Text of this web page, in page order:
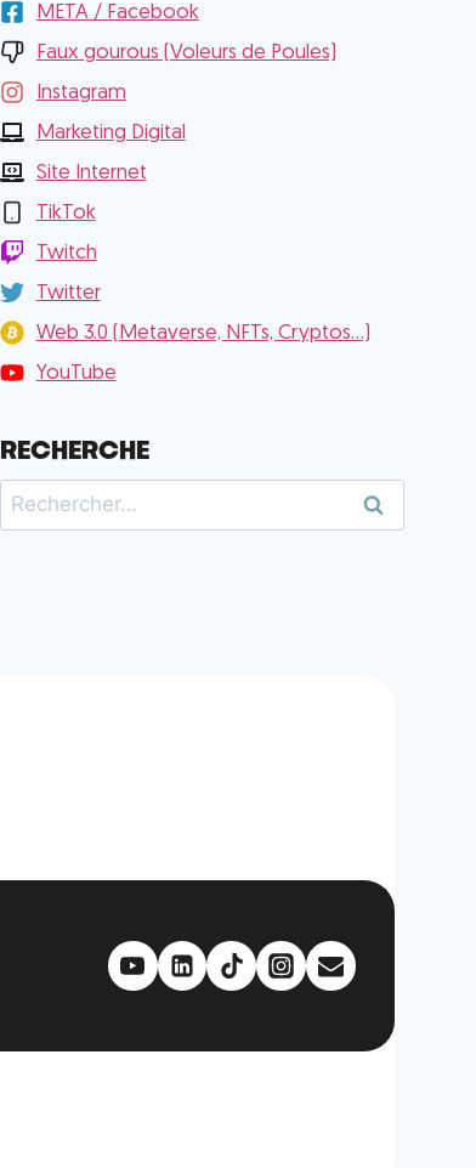
META / Facebook
Faux gourous (Voleurs de Poules)
Instagram
Marketing Digital
Site Internet
TikTok
Twitch
Twitter
Web 3.0 (Metaverse, NFTs, Cryptos...)
YouTube
RECHERCHE